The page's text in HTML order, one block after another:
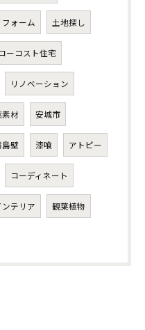
フォーム 土地探し
ーコスト住宅
リノベーション
素材 安城市
島壁 漆喰 アトピー
コーディネート
ンテリア 観葉植物